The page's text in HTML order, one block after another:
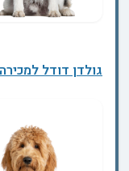
גולדן דודל למכירה